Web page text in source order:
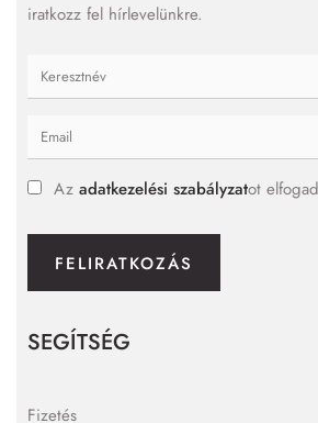
SEGÍTSÉG
Fizetés
iratkozz fel hírlevelünkre.
Az adatkezelési szabályzatot
FELIRATKOZÁS